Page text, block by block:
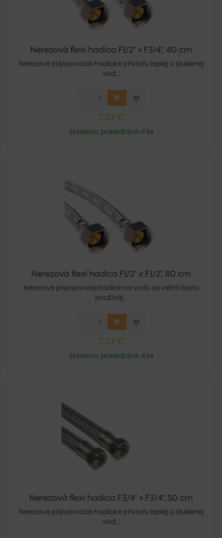
Nerezová flexi hadica F1/2" × F3/4", 40 cm
Nerezové pripojovacie hadice k prívodu teplej a studenej
vod...
3,57 €
Skladom: posledných 9 ks
Nerezová flexi hadica F1/2" x F1/2", 80 cm
Nerezové pripojovacie hadice na vodu sa veľmi často
používaj...
2,57 €
Skladom: posledných 4 ks
Nerezová flexi hadica F3/4" × F3/4", 50 cm
Nerezové pripojovacie hadice k prívodu teplej a studenej
vod...